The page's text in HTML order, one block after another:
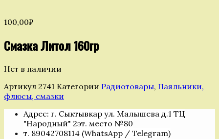
100,00₽
Смазка Литол 160гр
Нет в наличии
Артикул 2741 Категории Радиотовары, Паяльники,
флюсы, смазки
Адрес: г. Сыктывкар ул. Малышева д.1 ТЦ
"Народный" 2эт. место №80
т. 89042708114 (WhatsApp / Telegram)